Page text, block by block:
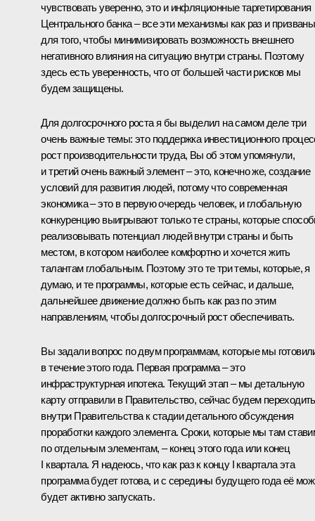
чувствовать уверенно, это и инфляционные таргетирования
Центрального банка – все эти механизмы как раз и призваны
для того, чтобы минимизировать возможность внешнего
негативного влияния на ситуацию внутри страны. Поэтому
здесь есть уверенность, что от большей части рисков мы
будем защищены.
Для долгосрочного роста я бы выделил на самом деле три
очень важные темы: это поддержка инвестиционного
рост производительности труда, Вы об этом упомянули,
и третий очень важный элемент – это, конечно же, создание
условий для развития людей, потому что современная
экономика – это в первую очередь человек, и глобальную
конкуренцию выигрывают только те страны, которые
реализовывать потенциал людей внутри страны и быть
местом, в котором наиболее комфортно и хочется жить
талантам глобальным. Поэтому это те три темы, которые, я
думаю, и те программы, которые есть сейчас, и дальше,
дальнейшее движение должно быть как раз по этим
направлениям, чтобы долгосрочный рост обеспечивать.
Вы задали вопрос по двум программам, которые мы
в течение этого года. Первая программа – это
инфраструктурная ипотека. Текущий этап – мы детальную
карту отправили в Правительство, сейчас будем переходить
внутри Правительства к стадии детального обсуждения
проработки каждого элемента. Сроки, которые мы там
по отдельным элементам, – конец этого года или конец
I квартала. Я надеюсь, что как раз к концу I квартала эта
программа будет готова, и с середины будущего года её
будет активно запускать.